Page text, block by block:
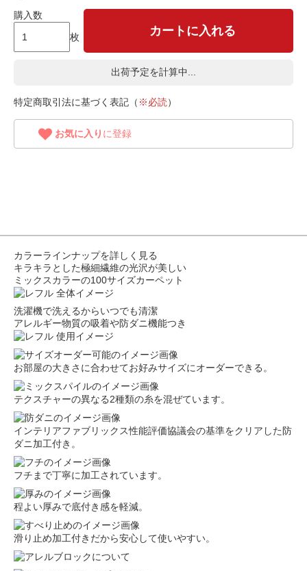
購入数
枚
カートに入れる
出荷予定を計算中...
特定商取引法に基づく表記（ ※必読）
お気に入り に登録
カラーラインナップを詳しく見る
キラキラとした極細繊維の光沢が美しい
ミックスカラーの100サイズカーペット
洗濯機で洗えるからいつでも清潔
アレルギー物質の吸着や防ダニ機能つき
お部屋の大きさに合わせてお好みサイズにオーダーできる。
テクスチャーの異なる2種類の糸を混ぜています。
インテリアファブリックス性能評価協議会の基準をクリアした防
ダニ加工付き。
フチまで丁寧に加工されています。
程よい厚みで底付き感を軽減。
滑り止め加工付きだから安心して使いやすい。